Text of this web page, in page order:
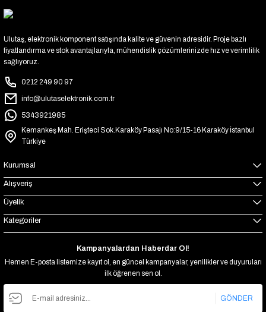
Ulutaş, elektronik komponent satışında kalite ve güvenin adresidir. Proje bazlı
fiyatlandırma ve stok avantajlarıyla, mühendislik çözümlerinizde hız ve verimlilik
sağlıyoruz.
0212 249 90 97
info@ulutaselektronik.com.tr
5343921985
Kemankeş Mah. Erişteci Sok.Karaköy Pasajı No:9/15-16 Karaköy İstanbul
Türkiye
Kurumsal
Alışveriş
Üyelik
Kategoriler
Kampanyalardan Haberdar Ol!
Hemen E-posta listemize kayıt ol, en güncel kampanyalar, yenilikler ve duyuruları
ilk öğrenen sen ol.
GÖNDER